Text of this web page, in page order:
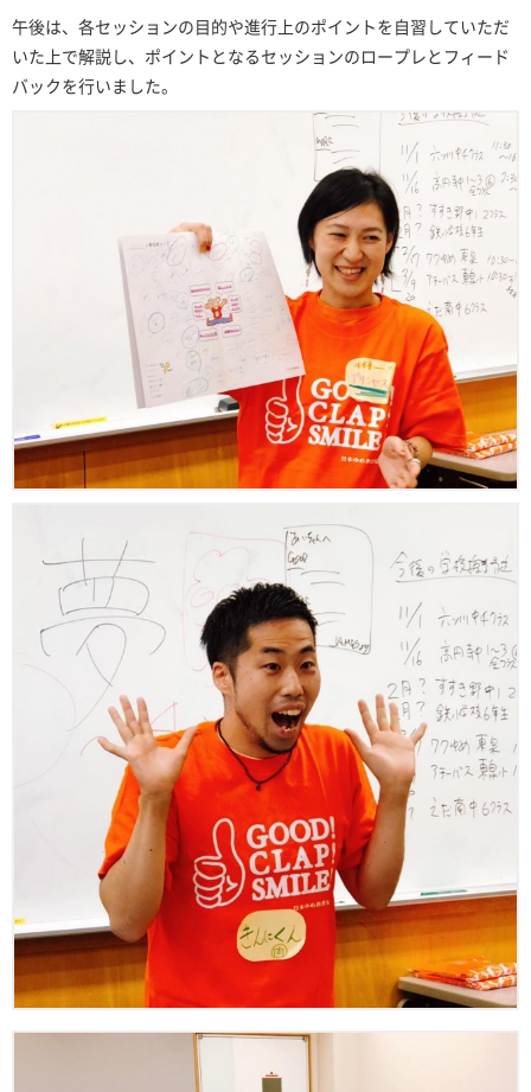
午後は、各セッションの目的や進行上のポイントを自習していただ
いた上で解説し、ポイントとなるセッションのロープレとフィード
バックを行いました。